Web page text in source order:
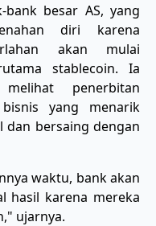
besar AS, yang
diri karena
akan mulai
stablecoin. Ia
penerbitan
yang menarik
dan bersaing dengan
waktu, bank akan
hasil karena mereka
ujarnya.